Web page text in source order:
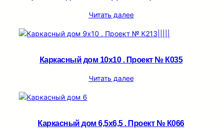
Читать далее
Каркасный дом 10х10 . Проект № К035
Читать далее
Каркасный дом 6,5х6,5 . Проект № К066